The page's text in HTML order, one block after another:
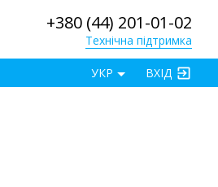
+380 (44) 201-01-02
Технічна підтримка
ВХІД
УКР